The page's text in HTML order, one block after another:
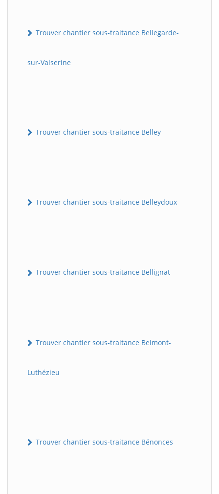
Trouver chantier sous-traitance Bellegarde-
sur-Valserine
Trouver chantier sous-traitance Belley
Trouver chantier sous-traitance Belleydoux
Trouver chantier sous-traitance Bellignat
Trouver chantier sous-traitance Belmont-
Luthézieu
Trouver chantier sous-traitance Bénonces